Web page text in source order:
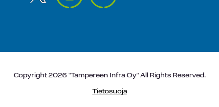
Copyright 2026 "Tampereen Infra Oy" All Rights Reserved.
Tietosuoja